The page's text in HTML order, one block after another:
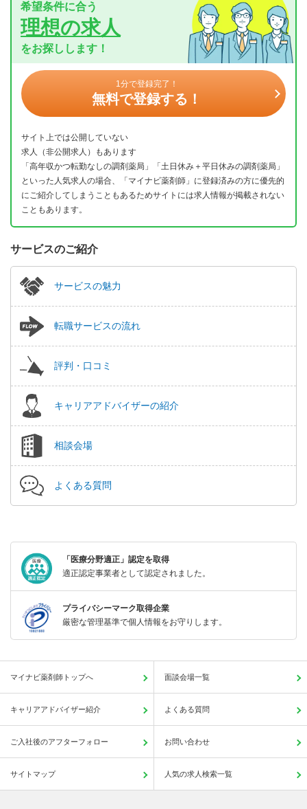
希望条件に合う
理想の求人
をお探しします！
1分で登録完了！
無料で登録する！
サイト上では公開していない
求人（非公開求人）もあります
「高年収かつ転勤なしの調剤薬局」「土日休み＋平日休みの調剤薬局」
といった人気求人の場合、「マイナビ薬剤師」に登録済みの方に優先的
にご紹介してしまうこともあるためサイトには求人情報が掲載されない
こともあります。
サービスのご紹介
サービスの魅力
転職サービスの流れ
評判・口コミ
キャリアアドバイザーの紹介
相談会場
よくある質問
「医療分野適正」認定を取得
適正認定事業者として認定されました。
プライバシーマーク取得企業
厳密な管理基準で個人情報をお守りします。
マイナビ薬剤師トップへ 面談会場一覧
キャリアアドバイザー紹介 よくある質問
ご入社後のアフターフォロー お問い合わせ
サイトマップ 人気の求人検索一覧